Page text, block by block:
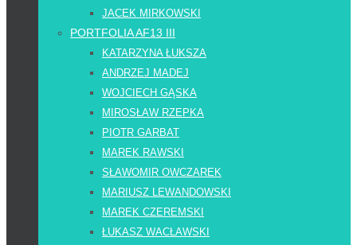
JACEK MIRKOWSKI
PORTFOLIA AF13 III
KATARZYNA ŁUKSZA
ANDRZEJ MADEJ
WOJCIECH GĄSKA
MIROSŁAW RZEPKA
PIOTR GARBAT
MAREK RAWSKI
SŁAWOMIR OWCZAREK
MARIUSZ LEWANDOWSKI
MAREK CZEREMSKI
ŁUKASZ WACŁAWSKI